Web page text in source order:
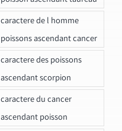
caractere de l homme
poissons ascendant cancer
caractere des poissons
ascendant scorpion
caractere du cancer
ascendant poisson